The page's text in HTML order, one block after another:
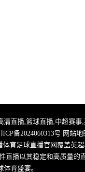
直播,篮球直播,中超赛
ICP备2024060313号 网站地
育足球直播官网覆盖英
播以其稳定和高质量
体育盛宴。